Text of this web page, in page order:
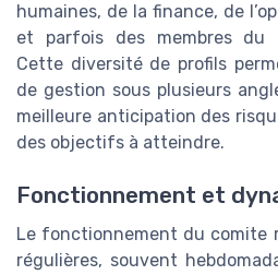
humaines, de la finance, de
et parfois des membres du
Cette diversité de profils
de gestion sous plusieurs
meilleure anticipation des
des objectifs à atteindre.
Fonctionnement et
Le fonctionnement du comite
régulières, souvent